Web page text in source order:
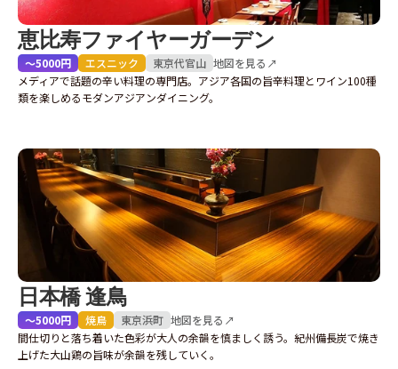
恵比寿ファイヤーガーデン
〜5000円 エスニック 東京代官山 地図を見る↗
メディアで話題の辛い料理の専門店。アジア各国の旨辛料理とワイン100種
類を楽しめるモダンアジアンダイニング。
日本橋 逢鳥
〜5000円 焼鳥 東京浜町 地図を見る↗
間仕切りと落ち着いた色彩が大人の余韻を慎ましく誘う。紀州備長炭で焼き
上げた大山鶏の旨味が余韻を残していく。